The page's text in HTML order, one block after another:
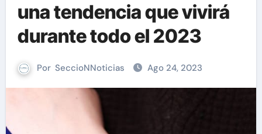
una tendencia que vivirá
durante todo el 2023
Por SeccioNNoticias Ago 24, 2023